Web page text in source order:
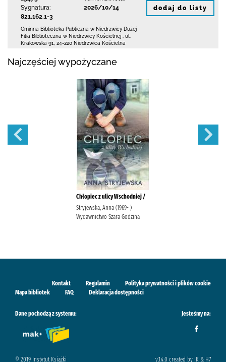
Sygnatura:
821.162.1-3
2026/10/14
Gminna Biblioteka Publiczna w Niedrzwicy Dużej
Filia Biblioteczna w Niedrzwicy Kościelnej
ul.
Krakowska 91
24-220 Niedrzwica Kościelna
dodaj do listy
Najczęściej wypożyczane
Chłopiec z ulicy Wschodniej /
Stryjewska, Anna (1969- )
Wydawnictwo Szara Godzina
Kontakt Regulamin
Polityka prywatności i plików cookie
Mapa bibliotek
FAQ Deklaracja dostępności
Dane pochodzą z systemu: Jesteśmy na:
© 2019 Instytut Książki v.1.4.0 created by IK & H7